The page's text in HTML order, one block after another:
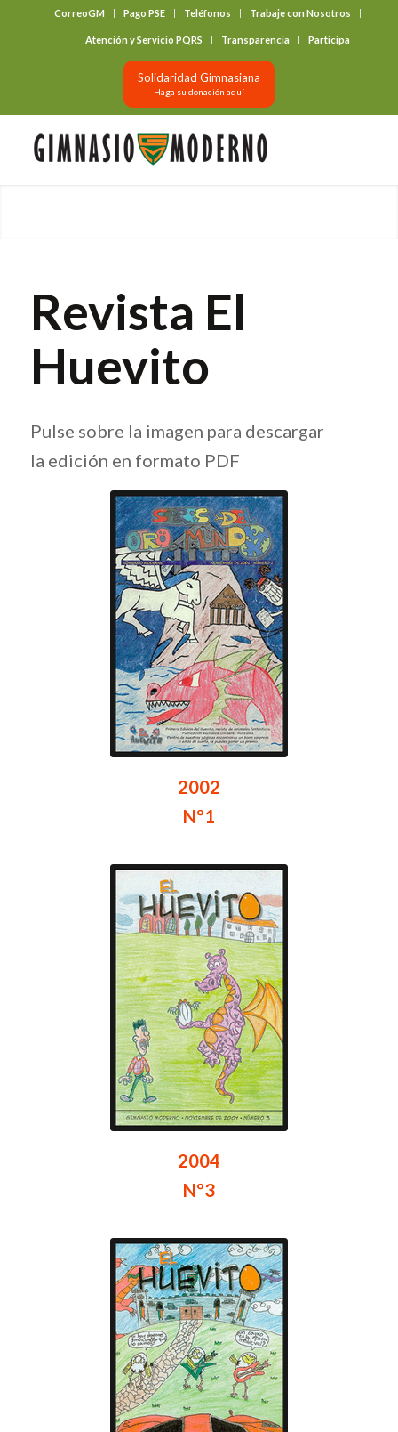
CorreoGM Pago PSE Teléfonos Trabaje con Nosotros
Atención y Servicio PQRS Transparencia Participa
Solidaridad Gimnasiana
Haga su donación aquí
Revista El
Huevito
Pulse sobre la imagen para descargar
la edición en formato PDF
2002
Nº1
2004
Nº3